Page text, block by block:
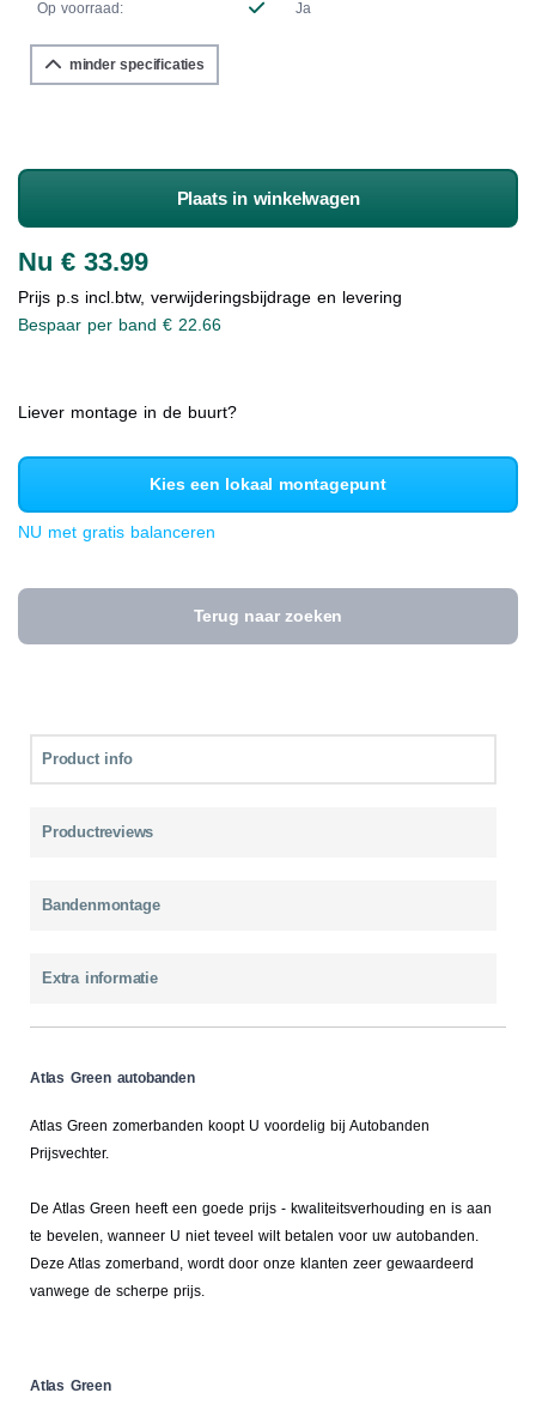
Op voorraad:
Ja
minder specificaties
Plaats in winkelwagen
Nu € 33.99
Prijs p.s incl.btw, verwijderingsbijdrage en levering
Bespaar per band € 22.66
Liever montage in de buurt?
Kies een lokaal montagepunt
NU met gratis balanceren
Terug naar zoeken
Product info
Productreviews
Bandenmontage
Extra informatie
Atlas Green autobanden
Atlas Green zomerbanden koopt U voordelig bij Autobanden
Prijsvechter.
De Atlas Green heeft een goede prijs - kwaliteitsverhouding en is aan
te bevelen, wanneer U niet teveel wilt betalen voor uw autobanden.
Deze Atlas zomerband, wordt door onze klanten zeer gewaardeerd
vanwege de scherpe prijs.
Atlas Green